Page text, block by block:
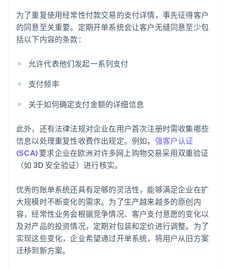
为了重复使用经常性付款交易的支付详情，事先征得客户
的同意至关重要。定期开单系统会让客户无缝同意至少包
括以下内容的条款：
允许代表他们发起一系列支付
支付频率
关于如何确定支付金额的详细信息
此外，还有法律法规对企业在用户首次注册时需收集哪些
信息以处理重复性收费作出规定。例如， 强客户认证
(SCA)要求企业在欧洲对许多网上购物交易采用双重验证
（如 3D 安全验证）进行核实。
优秀的账单系统还具有足够的灵活性，能够满足企业在扩
大规模时不断变化的需求。为了生产越来越多的原创内
容，经常性业务会根据竞争情况、客户支付意愿的变化以
及对产品的投资情况，定期对包装和定价进行调整。为了
实现这些变化，企业希望通过开单系统，将用户从旧方案
迁移到新方案。